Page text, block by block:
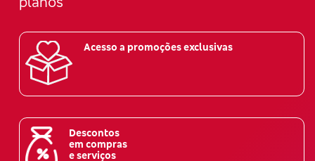
Acesso a promoções exclusivas
Descontos
em compras
e serviços